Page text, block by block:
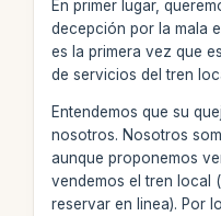
En primer lugar,
decepción por la mala
es la primera vez que
de servicios del tren
Entendemos que su
nosotros. Nosotros
aunque proponemos
vendemos el tren local
reservar en linea). Por